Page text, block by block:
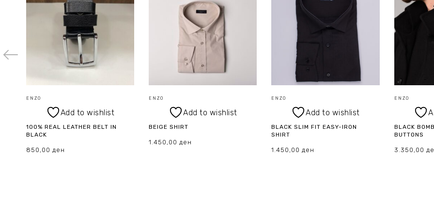
ENZO
Add to wishlist
100% REAL LEATHER BELT IN
BLACK
850,00 ден
ENZO
Add to wishlist
BEIGE SHIRT
1.450,00 ден
ENZO
Add to wishlist
BLACK SLIM FIT EASY-IRON
SHIRT
1.450,00 ден
ENZO
BLACK
BUTTONS
3.350,00